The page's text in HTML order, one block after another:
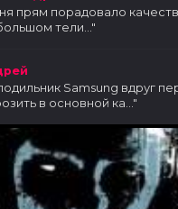
прям порадовало
тели..."
Samsung вдруг
в основной ка..."